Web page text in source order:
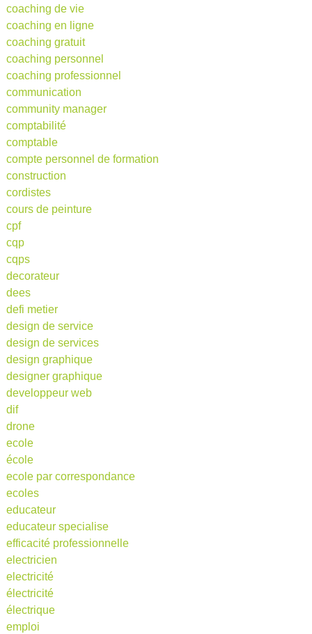
coaching de vie
coaching en ligne
coaching gratuit
coaching personnel
coaching professionnel
communication
community manager
comptabilité
comptable
compte personnel de formation
construction
cordistes
cours de peinture
cpf
cqp
cqps
decorateur
dees
defi metier
design de service
design de services
design graphique
designer graphique
developpeur web
dif
drone
ecole
école
ecole par correspondance
ecoles
educateur
educateur specialise
efficacité professionnelle
electricien
electricité
électricité
électrique
emploi